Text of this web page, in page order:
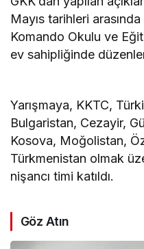
Mayıs tarihleri
Komando Okulu ve
ev sahipliğinde
Yarışmaya, KKTC,
Bulgaristan, Cezayir,
Kosova, Moğolistan,
Türkmenistan olmak
nişancı timi katıldı.
Göz Atın